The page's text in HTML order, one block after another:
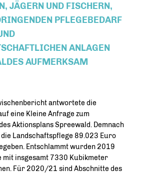
UND FISCHERN, D
PFLEGEBEDARF D
WA
ANLAGEN DE
AUFMERKSAM MA
antwortete die
eine Kleine Anfrage zum
Aktionsplans Spreewald. Demnach
Landschaftspflege 89.023 Euro
Entschlammt wurden 2019
insgesamt 7330 Kubikmeter
Für 2020/21 sind Abschnitte des